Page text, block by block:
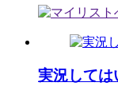
実況しては